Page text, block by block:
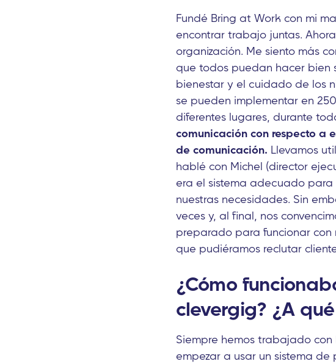
Fundé Bring at Work con mi
encontrar trabajo juntas.
organización. Me siento más
que todos puedan hacer bien
bienestar y el cuidado de los
se pueden implementar en
diferentes lugares, durante
comunicación con respecto a
de comunicación. Llevamos
hablé con Michel (director
era el sistema adecuado para
nuestras necesidades. Sin
veces y, al final, nos
preparado para funcionar con
que pudiéramos reclutar
¿Cómo
clevergig? ¿A
Siempre hemos trabajado con
empezar a usar un sistema